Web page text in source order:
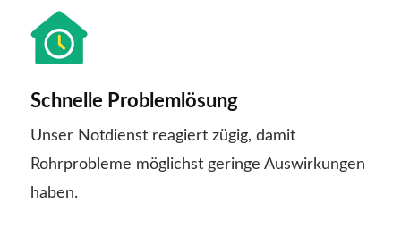
Schnelle Problemlösung
Unser Notdienst reagiert zügig, damit
Rohrprobleme möglichst geringe Auswirkungen
haben.